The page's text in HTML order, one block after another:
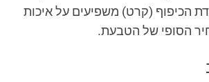
הכיפוף (קרט) משפיעים על איכות
הסופי של הטבעת.